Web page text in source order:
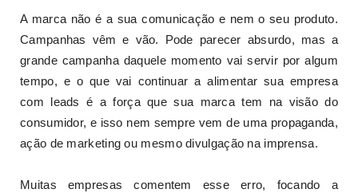
A marca não é a sua comunicação e nem o seu produto.
Campanhas vêm e vão. Pode parecer absurdo, mas a
grande campanha daquele momento vai servir por algum
tempo, e o que vai continuar a alimentar sua empresa
com leads é a força que sua marca tem na visão do
consumidor, e isso nem sempre vem de uma propaganda,
ação de marketing ou mesmo divulgação na imprensa.
Muitas empresas comentem esse erro, focando a